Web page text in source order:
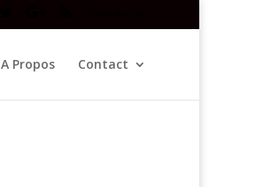
A Propos Contact